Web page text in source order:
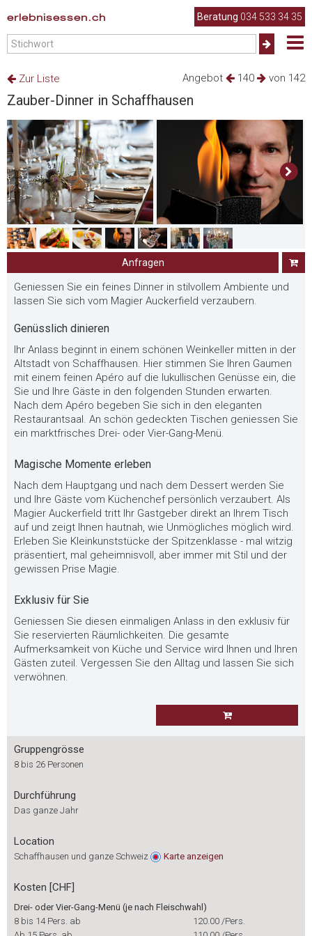
erlebnisessen.ch Beratung 034 533 34 35
Angebot 140 von 142
Zur Liste
Zauber-Dinner in Schaffhausen
Anfragen
Geniessen Sie ein feines Dinner in stilvollem Ambiente und
lassen Sie sich vom Magier Auckerfield verzaubern.
Genüsslich dinieren
Ihr Anlass beginnt in einem schönen Weinkeller mitten in der
Altstadt von Schaffhausen. Hier stimmen Sie Ihren Gaumen
mit einem feinen Apéro auf die lukullischen Genüsse ein, die
Sie und Ihre Gäste in den folgenden Stunden erwarten.
Nach dem Apéro begeben Sie sich in den eleganten
Restaurantsaal. An schön gedeckten Tischen geniessen Sie
ein marktfrisches Drei- oder Vier-Gang-Menü.
Magische Momente erleben
Nach dem Hauptgang und nach dem Dessert werden Sie
und Ihre Gäste vom Küchenchef persönlich verzaubert. Als
Magier Auckerfield tritt Ihr Gastgeber direkt an Ihrem Tisch
auf und zeigt Ihnen hautnah, wie Unmögliches möglich wird.
Erleben Sie Kleinkunststücke der Spitzenklasse - mal witzig
präsentiert, mal geheimnisvoll, aber immer mit Stil und der
gewissen Prise Magie.
Exklusiv für Sie
Geniessen Sie diesen einmaligen Anlass in den exklusiv für
Sie reservierten Räumlichkeiten. Die gesamte
Aufmerksamkeit von Küche und Service wird Ihnen und Ihren
Gästen zuteil. Vergessen Sie den Alltag und lassen Sie sich
verwöhnen.
Gruppengrösse
8 bis 26 Personen
Durchführung
Das ganze Jahr
Location
Schaffhausen und ganze Schweiz Karte anzeigen
Kosten [CHF]
Drei- oder Vier-Gang-Menü (je nach Fleischwahl)
8 bis 14 Pers. ab
120.00 /Pers.